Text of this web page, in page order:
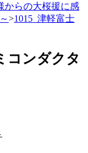
からの大桜援に感
>1015_津軽富士
コンダクタ